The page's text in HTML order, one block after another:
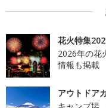
花火特集
2026年の花
情報も掲載
アウトドア